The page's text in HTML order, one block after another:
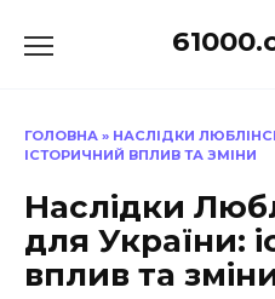
до
ГОЛОВНА » НАСЛІДКИ
ІСТОРИЧНИЙ ВПЛИВ ТА ЗМІНИ
Наслідки
для України:
вплив та